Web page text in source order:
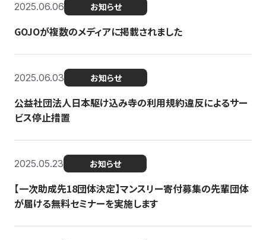
2025.06.06 お知らせ
GOJOが複数のメディアに掲載されました
2025.06.03 お知らせ
公益社団法人日本駆け込み寺の利用規約違反によるサー
ビス停止措置
2025.05.23 お知らせ
【一次助成先18団体決定】マンスリー寄付募集の先輩団体
が届ける無料セミナーを実施します